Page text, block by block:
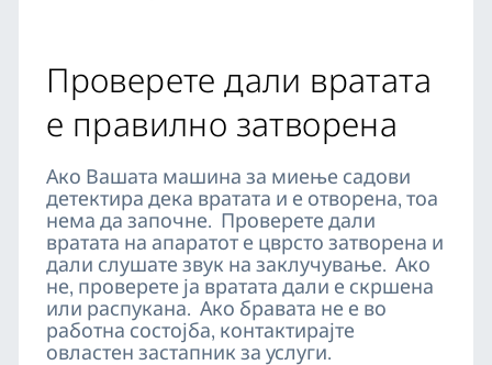
Проверете дали вратата
е правилно затворена
Ако Вашата машина за миење садови
детектира дека вратата и е отворена, тоа
нема да започне. Проверете дали
вратата на апаратот е цврсто затворена и
дали слушате звук на заклучување. Ако
не, проверете ја вратата дали е скршена
или распукана. Ако бравата не е во
работна состојба, контактирајте
овластен застапник за услуги.